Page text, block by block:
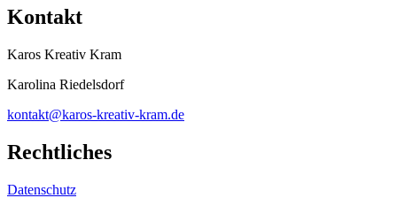
Kontakt
Karos Kreativ Kram
Karolina Riedelsdorf
kontakt@karos-kreativ-kram.de
Rechtliches
Datenschutz